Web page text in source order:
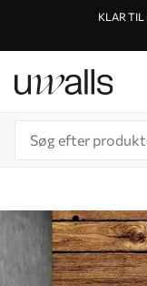
KLAR TIL